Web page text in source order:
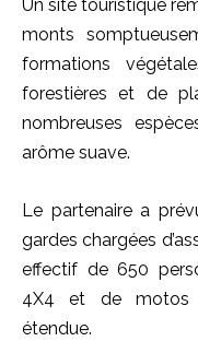
Un site touristique
monts
formations
forestières et de
nombreuses
arôme suave.
Le partenaire a
gardes chargées
effectif de 650
4X4 et de motos
étendue.